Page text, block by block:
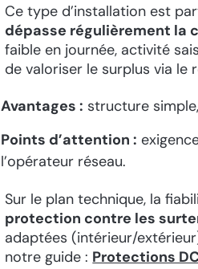
Ce type d’installation est
dépasse régulièrement la
faible en journée, activité
de valoriser le surplus via le
Avantages : structure
Points d’attention :
l’opérateur réseau.
Sur le plan technique, la
protection contre les
adaptées (intérieur/
notre guide : Protections